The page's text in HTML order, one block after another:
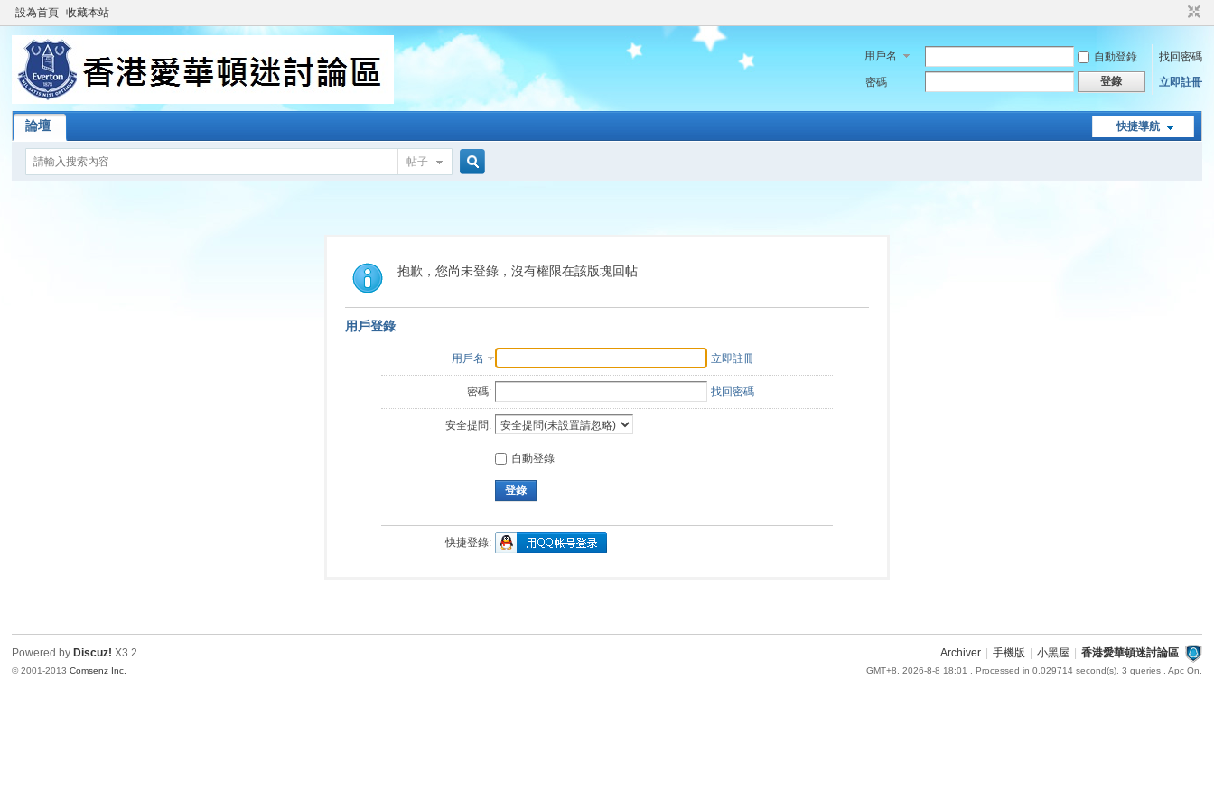
設為首頁 收藏本站
用戶名 自動登錄
找回密碼
密碼
登錄 立即註冊
快捷導航
論壇
帖子
索
抱歉，您尚未登錄，沒有權限在該版塊回帖
用戶登錄
用戶名 立即註冊
密碼: 找回密碼
安全提問:
自動登錄
登錄
快捷登錄:
Archiver 手機版 小黑屋 香港愛華頓迷討論區
GMT+8, 2026-8-8 18:01 , Processed in 0.029714 second(s), 3 queries , Apc On.
Powered by Discuz! X3.2
© 2001-2013Comsenz Inc.